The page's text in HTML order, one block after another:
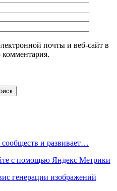
почты и веб-сайт в
комментария.
и развивает…
с помощью Яндекс Метрики
генерации изображений